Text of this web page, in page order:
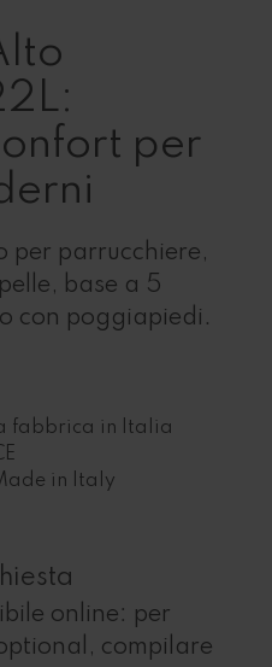
per
per parrucchiere,
base a 5
con poggiapiedi.
fabbrica in Italia
in Italy
online: per
compilare